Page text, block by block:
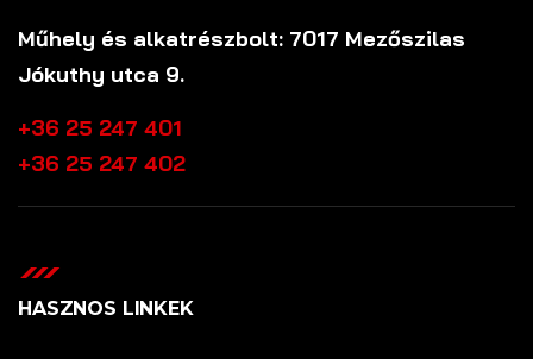
Műhely és alkatrészbolt: 7017 Mezőszilas
Jókuthy utca 9.
+36 25 247 401
+36 25 247 402
HASZNOS LINKEK